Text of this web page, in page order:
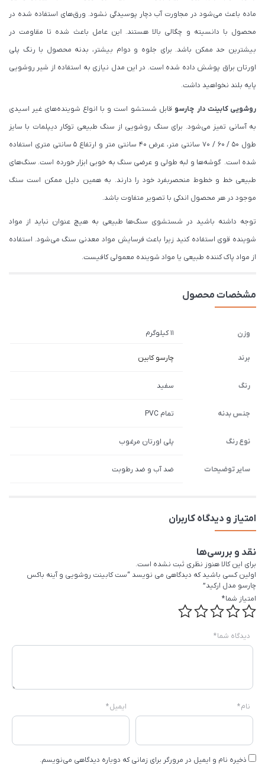
ماده باعث می‌شود در مجاورت آب دچار پوسیدگی نشود. ورق‌های استفاده شده در
محصول با دانسیته و چگالی بالا هستند. این عامل باعث شده تا مقاومت در
بیشترین حد ممکن باشد. برای جلوه و دوام بیشتر، بدنه محصول با رنگ پلی
اورتان براق پوشش داده شده است. در این مدل نیازی به استفاده از شیر روشویی
پایه بلند نخواهید داشت.
روشویی کابینت دار چارسو قابل شستشو است و با انواع شوینده‌های غیر اسیدی
به آسانی تمیز می‌شود. برای سنگ روشویی از سنگ طبیعی توکار دیپلمات با سایز
طول 50 / 60 / 70 سانتی متر، عرض 40 سانتی متر و ارتفاع 5 سانتی متری استفاده
شده است. گوشه‌ها و لبه طولی و عرضی سنگ به خوبی ابزار خورده است. سنگ‌های
طبیعی خط و خطوط منحصربفرد خود را دارند. به همین دلیل ممکن است سنگ
موجود در هر محصول اندکی با تصویر متفاوت باشد.
توجه داشته باشید در شستشوی سنگ‌ها طبیعی به هیچ عنوان نباید از مواد
شوینده قوی استفاده کنید زیرا باعث فرسایش مواد معدنی سنگ می‌شود. استفاده
از مواد پاک کننده طبیعی یا مواد شوینده معمولی کافیست.
مشخصات محصول
وزن 11 کیلوگرم
برند چارسو کابین
رنگ سفید
جنس بدنه تمام PVC
نوع رنگ پلی اورتان مرغوب
سایر توضیحات ضد آب و ضد رطوبت
امتیاز و دیدگاه کاربران
نقد و بررسی‌ها
برای این کالا هنوز نظری ثبت نشده است.
اولین کسی باشید که دیدگاهی می نویسد “ست کابینت روشویی و آینه باکس
چارسو مدل ارکید”
امتیاز شما*
دیدگاه شما*
نام* ایمیل*
ذخیره نام و ایمیل در مرورگر برای زمانی که دوباره دیدگاهی می‌نویسم.